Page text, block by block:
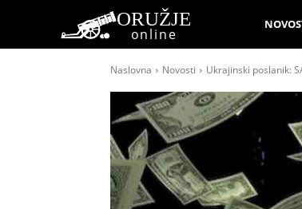
ORUŽJE
online
Naslovna Novosti Ukrajinski poslanik: